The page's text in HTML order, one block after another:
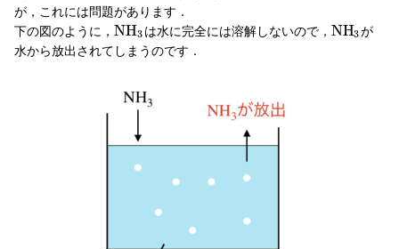
が，これには問題があります．
下の図のように， NH3 は水に完全には溶解しないので， NH3が
水から放出されてしまうのです．